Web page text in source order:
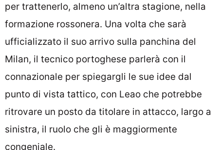
per trattenerlo, almeno un’altra stagione, nella
formazione rossonera. Una volta che sarà
ufficializzato il suo arrivo sulla panchina del
Milan, il tecnico portoghese parlerà con il
connazionale per spiegargli le sue idee dal
punto di vista tattico, con Leao che potrebbe
ritrovare un posto da titolare in attacco, largo a
sinistra, il ruolo che gli è maggiormente
congeniale.